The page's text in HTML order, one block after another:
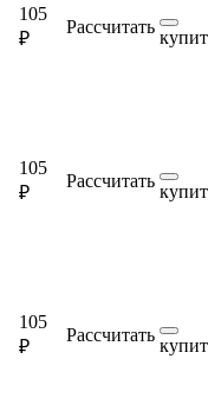
105
₽
Рассчитать
105
₽
Рассчитать
105
₽
Рассчитать